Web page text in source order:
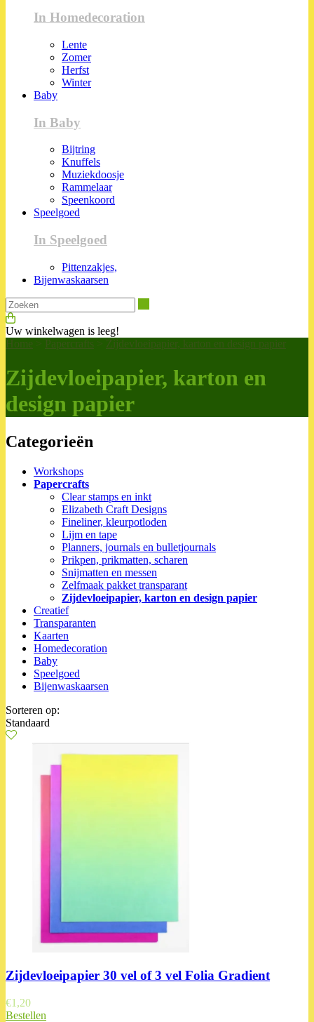
In Homedecoration
Lente
Zomer
Herfst
Winter
Baby
In Baby
Bijtring
Knuffels
Muziekdoosje
Rammelaar
Speenkoord
Speelgoed
In Speelgoed
Pittenzakjes,
Bijenwaskaarsen
Uw winkelwagen is leeg!
Home
Papercrafts Zijdevloeipapier, karton en design papier
Zijdevloeipapier, karton en
design papier
Categorieën
Workshops
Papercrafts
Clear stamps en inkt
Elizabeth Craft Designs
Fineliner, kleurpotloden
Lijm en tape
Planners, journals en bulletjournals
Prikpen, prikmatten, scharen
Snijmatten en messen
Zelfmaak pakket transparant
Zijdevloeipapier, karton en design papier
Creatief
Transparanten
Kaarten
Homedecoration
Baby
Speelgoed
Bijenwaskaarsen
Sorteren op:
Standaard
Zijdevloeipapier 30 vel of 3 vel Folia Gradient
€1,20
Bestellen